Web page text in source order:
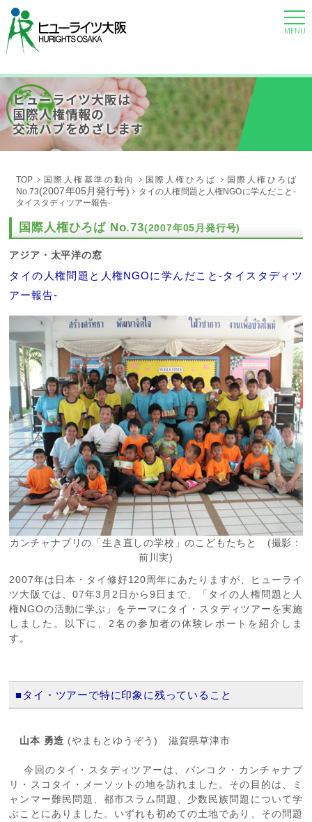
MENU
ヒューライツ大阪は
国際人権情報の
交流ハブをめざします
TOP 国際人権基準の動向 国際人権ひろば
国際人権ひろば
No.73(2007年05月発行号)
タイの人権問題と人権NGOに学んだこと-
タイスタディツアー報告-
国際人権ひろば No.73(2007年05月発行号)
アジア・太平洋の窓
タイの人権問題と人権NGOに学んだこと-タイスタディツ
アー報告-
カンチャナブリの「生き直しの学校」のこどもたちと (撮影：
前川実)
2007年は日本・タイ修好120周年にあたりますが、ヒューライ
ツ大阪では、07年3月2日から9日まで、「タイの人権問題と人
権NGOの活動に学ぶ」をテーマにタイ・スタディツアーを実施
しました。以下に、2名の参加者の体験レポートを紹介しま
す。
■タイ・ツアーで特に印象に残っていること
山本 勇造 (やまもとゆうぞう) 滋賀県草津市
今回のタイ・スタディツアーは、バンコク・カンチャナブ
リ・スコタイ・メーソットの地を訪れました。その目的は、ミ
ャンマー難民問題、都市スラム問題、少数民族問題について学
ぶことにありました。いずれも初めての土地であり、その問題